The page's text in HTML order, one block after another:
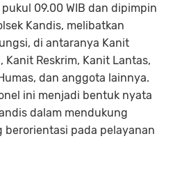
09.00 WIB dan dipimpin
Kandis, melibatkan
di antaranya Kanit
Kanit Reskrim, Kanit Lantas,
dan anggota lainnya.
ini menjadi bentuk nyata
dalam mendukung
berorientasi pada pelayanan